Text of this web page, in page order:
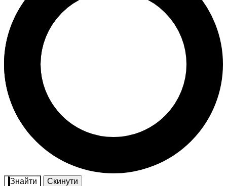
Знайти
Скинути